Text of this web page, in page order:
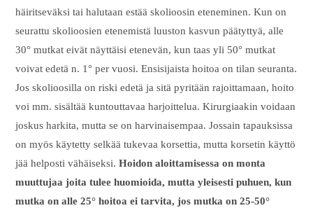
häiritseväksi tai halutaan estää skolioosin eteneminen. Kun on
seurattu skolioosien etenemistä luuston kasvun päätyttyä, alle
30° mutkat eivät näyttäisi etenevän, kun taas yli 50° mutkat
voivat edetä n. 1° per vuosi. Ensisijaista hoitoa on tilan seuranta.
Jos skolioosilla on riski edetä ja sitä pyritään rajoittamaan, hoito
voi mm. sisältää kuntouttavaa harjoittelua. Kirurgiaakin voidaan
joskus harkita, mutta se on harvinaisempaa. Jossain tapauksissa
on myös käytetty selkää tukevaa korsettia, mutta korsetin käyttö
jää helposti vähäiseksi.Hoidon aloittamisessa on monta
muuttujaa joita tulee huomioida, mutta yleisesti puhuen, kun
mutka on alle 25° hoitoa ei tarvita, jos mutka on 25-50°